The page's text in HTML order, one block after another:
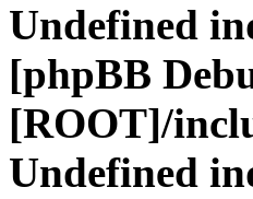
Undefined
[phpBB
[ROOT]/
Undefined